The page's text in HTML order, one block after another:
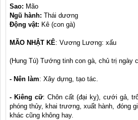
Sao: Mão
Ngũ hành: Thái dương
Động vật: Kê (con gà)
MÃO NHẬT KÊ: Vương Lương: xấu
(Hung Tú) Tướng tinh con gà, chủ trị ngày
- Nên làm: Xây dựng, tạo tác.
- Kiêng cữ: Chôn cất (đại kỵ), cưới gả,
phóng thủy, khai trương, xuất hành, đóng
khác cũng không hay.